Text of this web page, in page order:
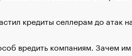
кредиты селлерам до атак
вредить компаниям. Зачем